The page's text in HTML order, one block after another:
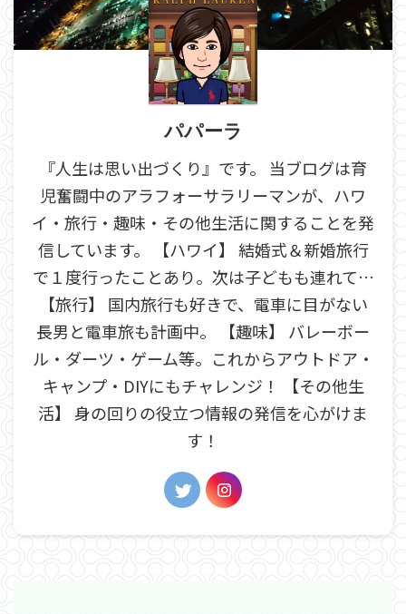
パパーラ
『人生は思い出づくり』です。 当ブログは育
児奮闘中のアラフォーサラリーマンが、ハワ
イ・旅行・趣味・その他生活に関することを発
信しています。 【ハワイ】 結婚式＆新婚旅行
で１度行ったことあり。次は子どもも連れて…
【旅行】 国内旅行も好きで、電車に目がない
長男と電車旅も計画中。 【趣味】 バレーボー
ル・ダーツ・ゲーム等。これからアウトドア・
キャンプ・DIYにもチャレンジ！ 【その他生
活】 身の回りの役立つ情報の発信を心がけま
す！